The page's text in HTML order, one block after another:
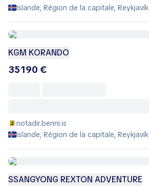
Islande, Région de la capitale, Reykjavík
KGM KORANDO
35 190 €
notadir.benni.is
Islande, Région de la capitale, Reykjavík
SSANGYONG REXTON ADVENTURE